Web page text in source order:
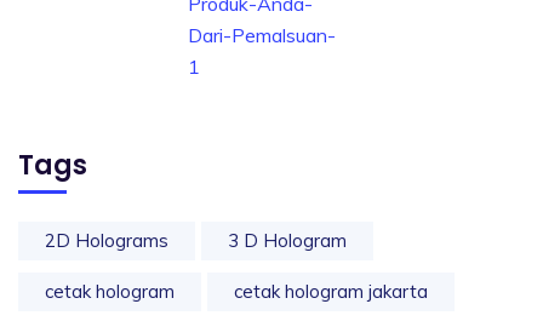
Tags
2D Holograms 3 D Hologram
cetak hologram cetak hologram jakarta